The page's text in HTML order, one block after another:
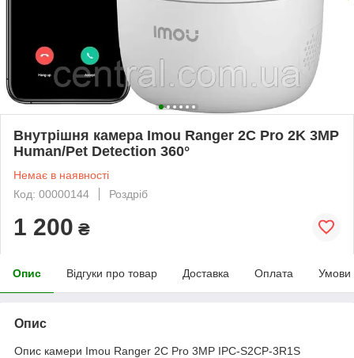
Внутрішня камера Imou Ranger 2C Pro 2K 3MP
Human/Pet Detection 360°
Немає в наявності
Код: 00000144
Роздріб
1 200 ₴
Опис Відгуки про товар Доставка Оплата Умови
Опис
Опис камери Imou Ranger 2C Pro 3MP IPC-S2CP-3R1S